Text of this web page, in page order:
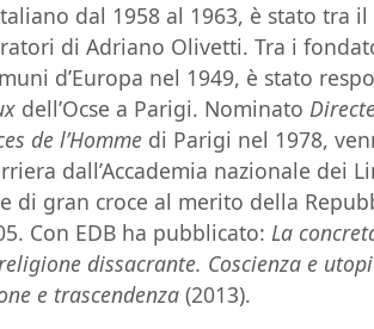
dal 1958 al 1963, è stato tra il
di Adriano Olivetti. Tra i
d’Europa nel 1949, è stato
dell’Ocse a Parigi. Nominato
de l’Homme di Parigi nel 1978,
dall’Accademia nazionale dei
di gran croce al merito della
Con EDB ha pubblicato: La
dissacrante. Coscienza e
e trascendenza (2013).